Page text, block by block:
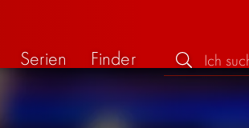
Serien
Finder